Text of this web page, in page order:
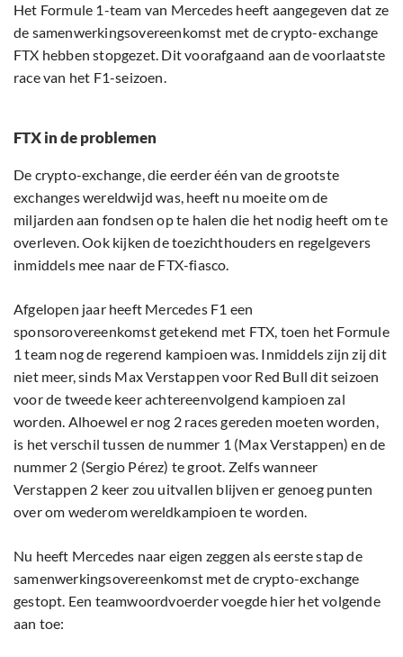
Het Formule 1-team van Mercedes heeft aangegeven dat ze
de samenwerkingsovereenkomst met de crypto-exchange
FTX hebben stopgezet. Dit voorafgaand aan de voorlaatste
race van het F1-seizoen.
FTX in de problemen
De crypto-exchange, die eerder één van de grootste
exchanges wereldwijd was, heeft nu moeite om de
miljarden aan fondsen op te halen die het nodig heeft om te
overleven. Ook kijken de toezichthouders en regelgevers
inmiddels mee naar de FTX-fiasco.
Afgelopen jaar heeft Mercedes F1 een
sponsorovereenkomst getekend met FTX, toen het Formule
1 team nog de regerend kampioen was. Inmiddels zijn zij dit
niet meer, sinds Max Verstappen voor Red Bull dit seizoen
voor de tweede keer achtereenvolgend kampioen zal
worden. Alhoewel er nog 2 races gereden moeten worden,
is het verschil tussen de nummer 1 (Max Verstappen) en de
nummer 2 (Sergio Pérez) te groot. Zelfs wanneer
Verstappen 2 keer zou uitvallen blijven er genoeg punten
over om wederom wereldkampioen te worden.
Nu heeft Mercedes naar eigen zeggen als eerste stap de
samenwerkingsovereenkomst met de crypto-exchange
gestopt. Een teamwoordvoerder voegde hier het volgende
aan toe: